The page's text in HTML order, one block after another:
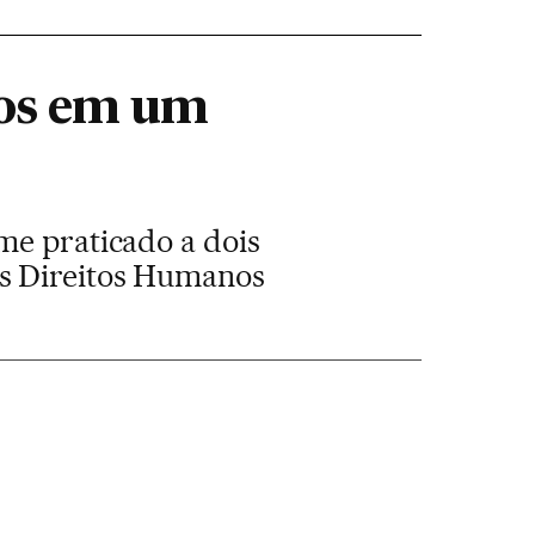
em um
praticado a dois
Direitos Humanos